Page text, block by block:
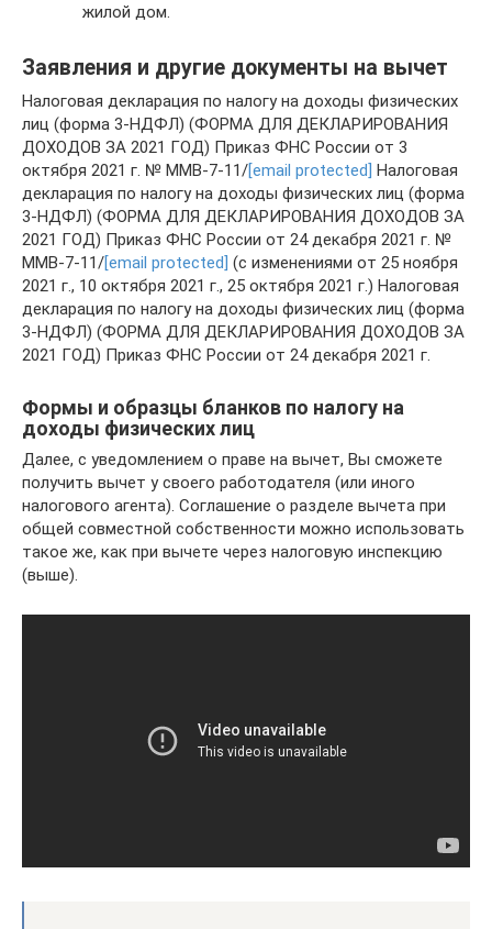
жилой дом.
Заявления и другие документы на вычет
Налоговая декларация по налогу на доходы физических
лиц (форма 3-НДФЛ) (ФОРМА ДЛЯ ДЕКЛАРИРОВАНИЯ
ДОХОДОВ ЗА 2021 ГОД) Приказ ФНС России от 3
октября 2021 г. № ММВ-7-11/[email protected] Налоговая
декларация по налогу на доходы физических лиц (форма
3-НДФЛ) (ФОРМА ДЛЯ ДЕКЛАРИРОВАНИЯ ДОХОДОВ ЗА
2021 ГОД) Приказ ФНС России от 24 декабря 2021 г. №
ММВ-7-11/[email protected] (с изменениями от 25 ноября
2021 г., 10 октября 2021 г., 25 октября 2021 г.) Налоговая
декларация по налогу на доходы физических лиц (форма
3-НДФЛ) (ФОРМА ДЛЯ ДЕКЛАРИРОВАНИЯ ДОХОДОВ ЗА
2021 ГОД) Приказ ФНС России от 24 декабря 2021 г.
Формы и образцы бланков по налогу на
доходы физических лиц
Далее, с уведомлением о праве на вычет, Вы сможете
получить вычет у своего работодателя (или иного
налогового агента). Соглашение о разделе вычета при
общей совместной собственности можно использовать
такое же, как при вычете через налоговую инспекцию
(выше).